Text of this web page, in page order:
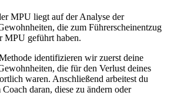
MPU liegt auf der Analyse der
die zum Führerscheinentzug
MPU geführt haben.
identifizieren wir zuerst deine
die für den Verlust deines
waren. Anschließend arbeitest du
daran, diese zu ändern oder